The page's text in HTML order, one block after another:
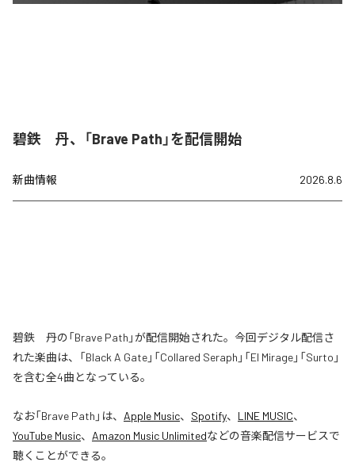
碧鉄 丹、「Brave Path」を配信開始
新曲情報 2026.8.6
碧鉄 丹の「Brave Path」が配信開始された。今回デジタル配信さ
れた楽曲は、「Black A Gate」「Collared Seraph」「El Mirage」「Surto」
を含む全4曲となっている。
なお「Brave Path 」は、 Apple Music、 Spotify、 LINE MUSIC、
YouTube Music、 Amazon Music Unlimitedなどの音楽配信サービスで
聴くことができる。